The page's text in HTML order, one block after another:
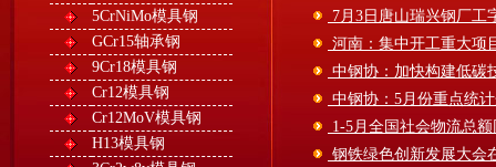
5CrNiMo模具钢
GCr15轴承钢
9Cr18模具钢
Cr12模具钢
Cr12MoV模具钢
H13模具钢
7月3日唐山瑞兴钢厂工
河南：集中开工重大项
中钢协：加快构建低碳
中钢协：5月份重点统
1-5月全国社会物流总
钢铁绿色创新发展大会